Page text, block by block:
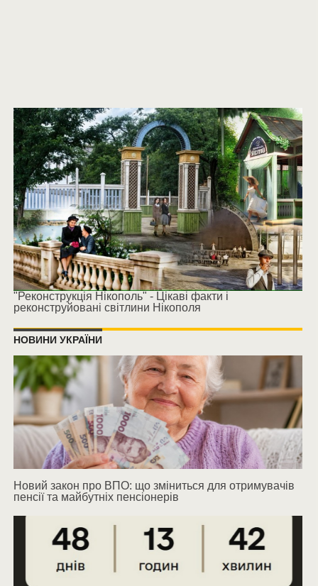
"Реконструкція Нікополь" - Цікаві факти і
реконструйовані світлини Нікополя
НОВИНИ УКРАЇНИ
Новий закон про ВПО: що зміниться для отримувачів
пенсії та майбутніх пенсіонерів